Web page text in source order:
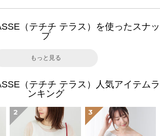
（テチチ テラス）を使ったスナッ
プ
もっと見る
（テチチ テラス）人気アイテムラ
ンキング
2 3